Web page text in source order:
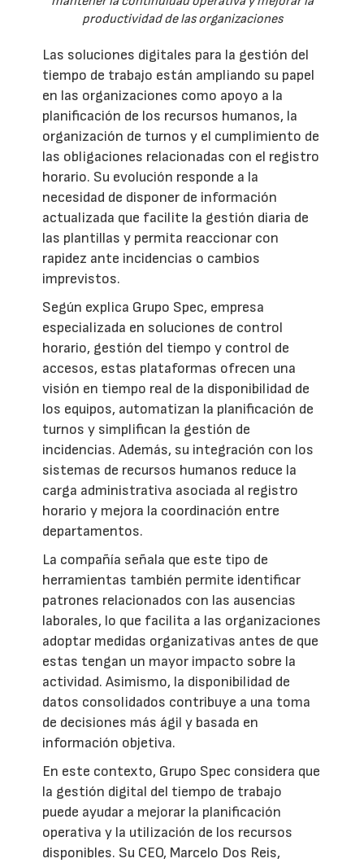
productividad de las organizaciones
Las soluciones digitales para la gestión del
tiempo de trabajo están ampliando su papel
en las organizaciones como apoyo a la
planificación de los recursos humanos, la
organización de turnos y el cumplimiento de
las obligaciones relacionadas con el registro
horario. Su evolución responde a la
necesidad de disponer de información
actualizada que facilite la gestión diaria de
las plantillas y permita reaccionar con
rapidez ante incidencias o cambios
imprevistos.
Según explica Grupo Spec, empresa
especializada en soluciones de control
horario, gestión del tiempo y control de
accesos, estas plataformas ofrecen una
visión en tiempo real de la disponibilidad de
los equipos, automatizan la planificación de
turnos y simplifican la gestión de
incidencias. Además, su integración con los
sistemas de recursos humanos reduce la
carga administrativa asociada al registro
horario y mejora la coordinación entre
departamentos.
La compañía señala que este tipo de
herramientas también permite identificar
patrones relacionados con las ausencias
laborales, lo que facilita a las organizaciones
adoptar medidas organizativas antes de que
estas tengan un mayor impacto sobre la
actividad. Asimismo, la disponibilidad de
datos consolidados contribuye a una toma
de decisiones más ágil y basada en
información objetiva.
En este contexto, Grupo Spec considera que
la gestión digital del tiempo de trabajo
puede ayudar a mejorar la planificación
operativa y la utilización de los recursos
disponibles. Su CEO, Marcelo Dos Reis,